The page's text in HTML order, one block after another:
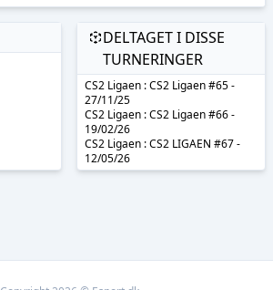
DELTAGET I DISSE
TURNERINGER
CS2 Ligaen : CS2 Ligaen #65 -
27/11/25
CS2 Ligaen : CS2 Ligaen #66 -
19/02/26
CS2 Ligaen : CS2 LIGAEN #67 -
12/05/26